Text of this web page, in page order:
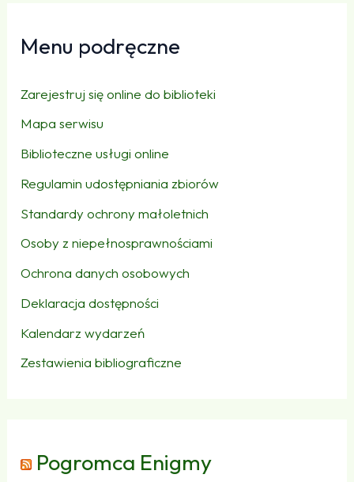
Menu podręczne
Zarejestruj się online do biblioteki
Mapa serwisu
Biblioteczne usługi online
Regulamin udostępniania zbiorów
Standardy ochrony małoletnich
Osoby z niepełnosprawnościami
Ochrona danych osobowych
Deklaracja dostępności
Kalendarz wydarzeń
Zestawienia bibliograficzne
Pogromca Enigmy